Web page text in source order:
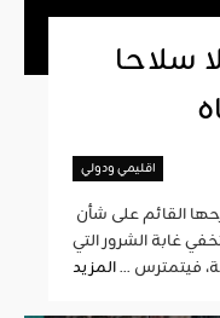
سلاحا
اقليمي ودولي
غابة الشرور التي
فيتمترس ...